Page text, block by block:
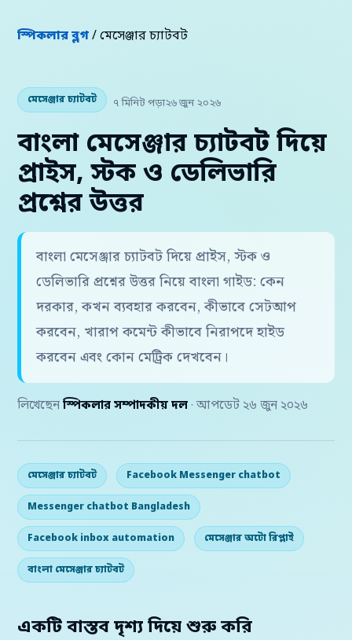
স্পিকলার ব্লগ/ মেসেঞ্জার চ্যাটবট
মেসেঞ্জার চ্যাটবট ৭ মিনিট পড়া২৬ জুন ২০২৬
বাংলা মেসেঞ্জার চ্যাটবট দিয়ে
প্রাইস, স্টক ও ডেলিভারি
প্রশ্নের উত্তর
বাংলা মেসেঞ্জার চ্যাটবট দিয়ে প্রাইস, স্টক ও
ডেলিভারি প্রশ্নের উত্তর নিয়ে বাংলা গাইড: কেন
দরকার, কখন ব্যবহার করবেন, কীভাবে সেটআপ
করবেন, খারাপ কমেন্ট কীভাবে নিরাপদে হাইড
করবেন এবং কোন মেট্রিক দেখবেন।
লিখেছেন স্পিকলার সম্পাদকীয় দল · আপডেট ২৬ জুন ২০২৬
মেসেঞ্জার চ্যাটবট Facebook Messenger chatbot
Messenger chatbot Bangladesh
Facebook inbox automation মেসেঞ্জার অটো রিপ্লাই
বাংলা মেসেঞ্জার চ্যাটবট
একটি বাস্তব দৃশ্য দিয়ে শুরু করি